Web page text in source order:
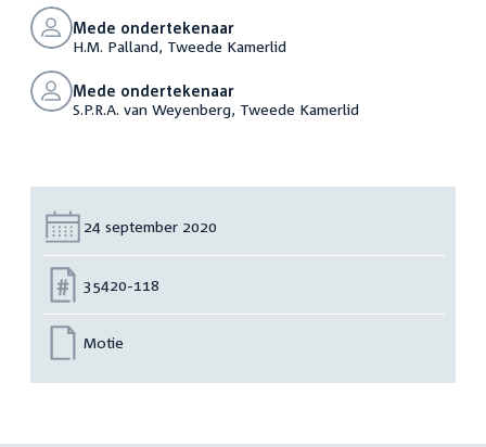
Mede ondertekenaar
H.M. Palland, Tweede Kamerlid
Mede ondertekenaar
S.P.R.A. van Weyenberg, Tweede Kamerlid
Datum:
24 september 2020
Nummer:
35420-118
Motie